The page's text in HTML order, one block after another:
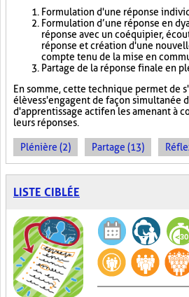
Formulation d'une réponse
Formulation d’une réponse en
réponse avec un coéquipier,
réponse et création d'une
compte tenu de la mise en
Partage de la réponse finale en
En somme, cette technique permet de
élèves s'engagent de façon simultanée
d'apprentissage actif en les amenant à
leurs réponses.
Plénière (2) Partage (13)
LISTE CIBLÉE